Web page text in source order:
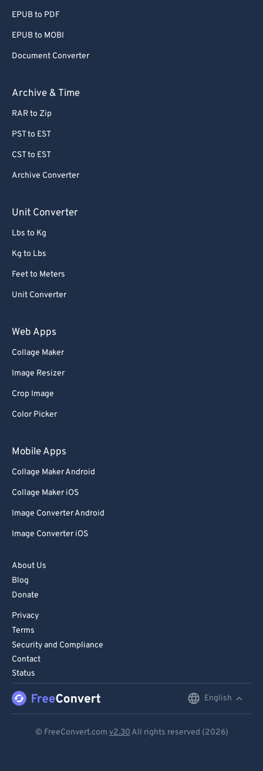
EPUB to PDF
EPUB to MOBI
Document Converter
Archive & Time
RAR to Zip
PST to EST
CST to EST
Archive Converter
Unit Converter
Lbs to Kg
Kg to Lbs
Feet to Meters
Unit Converter
Web Apps
Collage Maker
Image Resizer
Crop Image
Color Picker
Mobile Apps
Collage Maker Android
Collage Maker iOS
Image Converter Android
Image Converter iOS
About Us
Blog
Donate
Privacy
Terms
Security and Compliance
Contact
Status
English
© FreeConvert.com v2.30 All rights reserved (2026)